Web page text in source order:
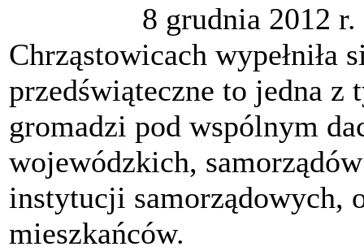
8 grudnia 2012
Chrząstowicach wypełniła
przedświąteczne to jedna
gromadzi pod wspólnym
wojewódzkich,
instytucji samorządowych,
mieszkańców.